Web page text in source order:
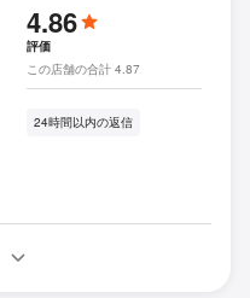
4.86
評価
この店舗の合計 4.87
24時間以内の返信